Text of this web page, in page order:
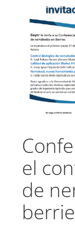
el
de